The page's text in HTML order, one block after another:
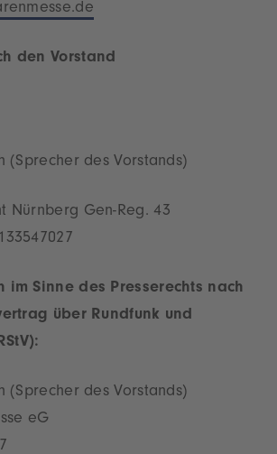
den Vorstand
(Sprecher des Vorstands)
Nürnberg Gen-Reg. 43
im Sinne des Presserechts nach
über Rundfunk und
(Sprecher des Vorstands)
eG